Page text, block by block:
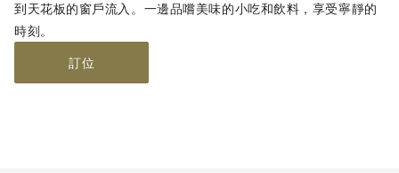
到天花板的窗戶流入。一邊品嚐美味的小吃和飲料，享受寧靜的
時刻。
訂位